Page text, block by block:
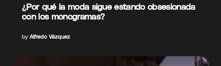
¿Por qué la moda sigue estando obsesionada
con los monogramas?
by Alfredo Vázquez